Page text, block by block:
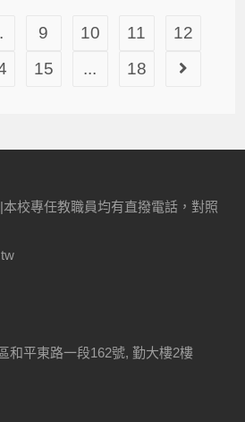
9 10 11
12
15 ... 18
校專任教職員均有直撥電話，對照
和平東路一段162號, 勤大樓2樓